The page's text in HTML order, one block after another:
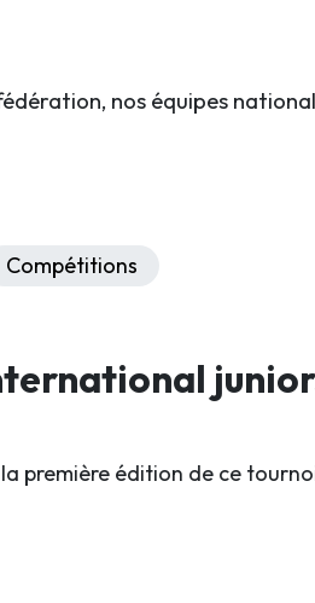
nos équipes
Compétitions
première édition de ce